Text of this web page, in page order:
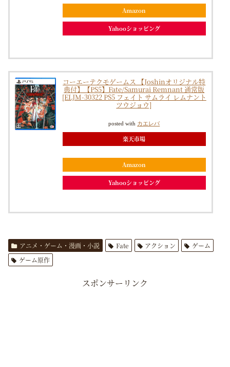
Amazon
Yahooショッピング
コーエーテクモゲームス 【Joshinオリジナル特
典付】【PS5】Fate/Samurai Remnant 通常版
[ELJM-30322 PS5 フェイト サムライ レムナント
ツウジョウ]
posted with カエレバ
楽天市場
Amazon
Yahooショッピング
アニメ・ゲーム・漫画・小説 Fate アクション
ゲーム
ゲーム原作
スポンサーリンク